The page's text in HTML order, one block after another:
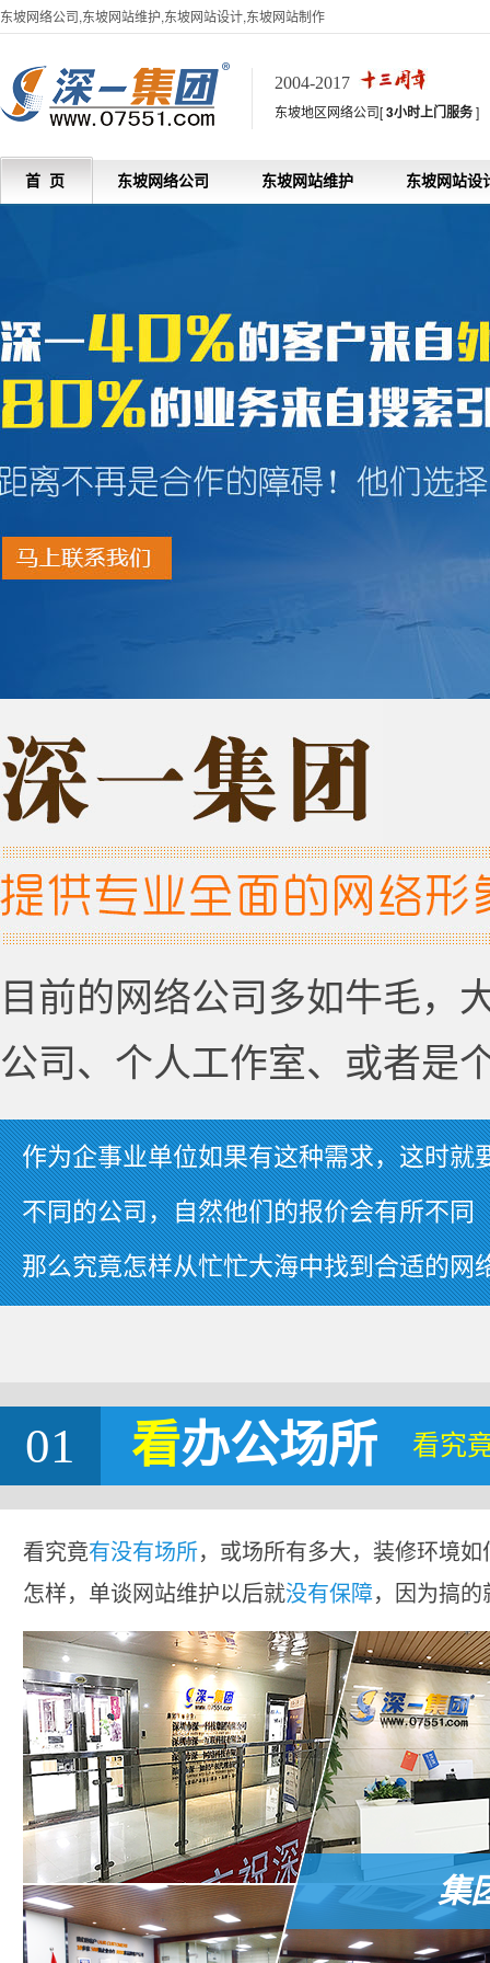
东坡网络公司,东坡网站维护,东坡网站设计,东坡网站制作
2004-2017
东坡地区网络公司[3小时上门服务]
首 页 东坡网络公司 东坡网站维护 东坡网站设
目前的网络公司多如牛毛，
公司、个人工作室、或者是
作为企事业单位如果有这种需求，这时就
不同的公司，自然他们的报价会有所不同
那么究竟怎样从忙忙大海中找到合适的网
01 看办公场所 看究
看究竟有没有场所，或场所有多大，装修环境
怎样，单谈网站维护以后就没有保障，因为搞
集